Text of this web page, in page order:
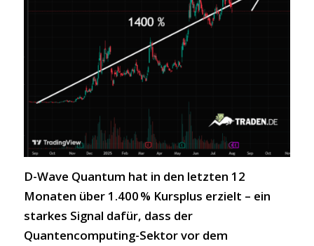
D-Wave Quantum hat in den letzten 12
Monaten über 1.400 % Kursplus erzielt – ein
starkes Signal dafür, dass der
Quantencomputing-Sektor vor dem